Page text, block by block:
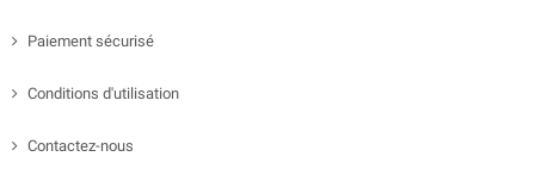
Paiement sécurisé
Conditions d'utilisation
Contactez-nous